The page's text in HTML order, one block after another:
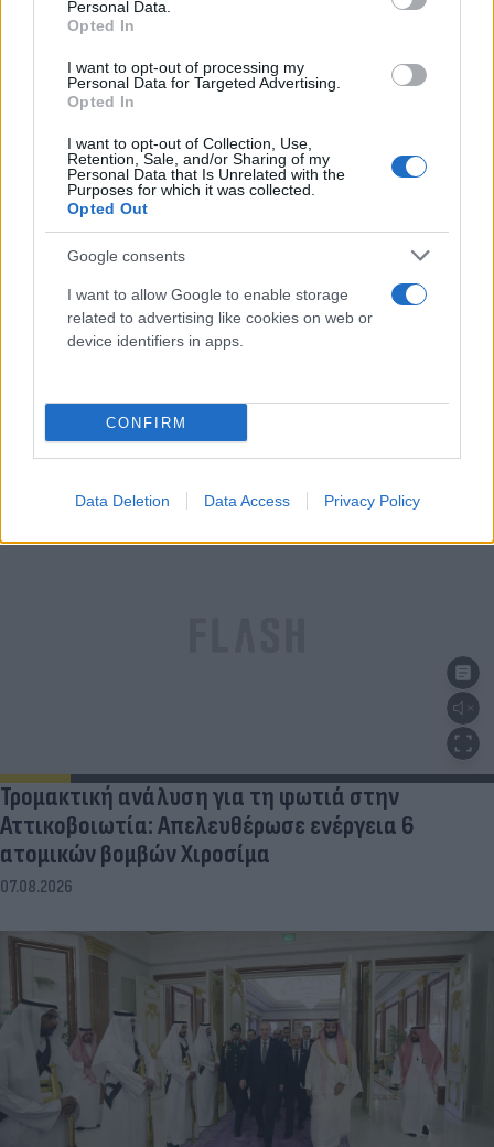
Personal Data.
Opted In
I want to opt-out of processing my
Personal Data for Targeted Advertising.
Opted In
I want to opt-out of Collection, Use,
Retention, Sale, and/or Sharing of my
Personal Data that Is Unrelated with the
Purposes for which it was collected.
Opted Out
Google consents
I want to allow Google to enable storage
related to advertising like cookies on web or
device identifiers in apps.
CONFIRM
Data Deletion Data Access Privacy Policy
Πραγματογνώμονας για το τροχαίο στις
Σέρρες: «Κάτι απέσπασε την προσοχή του
οδηγού»
07.08.2026
Τρομακτική ανάλυση για τη φωτιά στην
Αττικοβοιωτία: Απελευθέρωσε ενέργεια 6
ατομικών βομβών Χιροσίμα
07.08.2026